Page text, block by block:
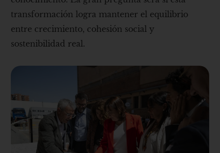
transformación logra mantener el equilibrio
entre crecimiento, cohesión social y
sostenibilidad real.